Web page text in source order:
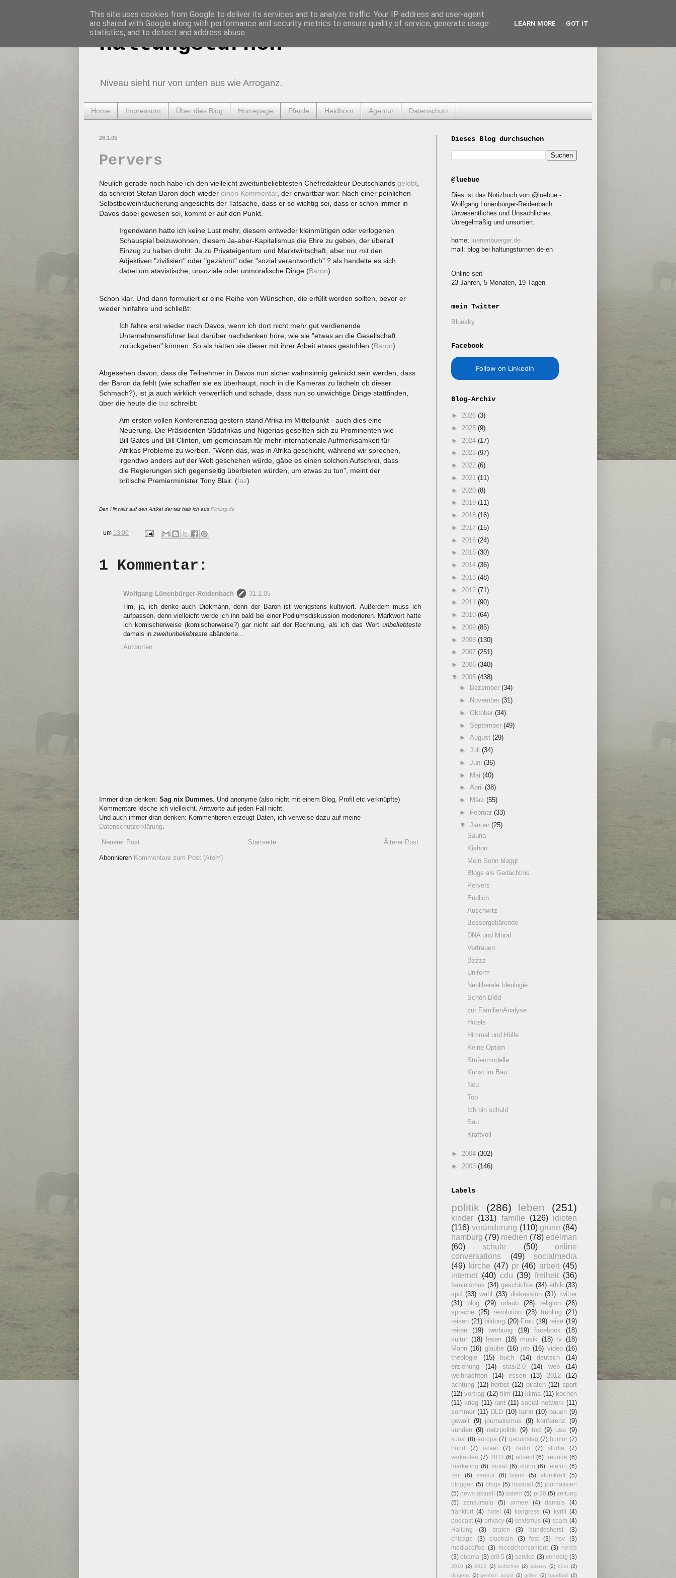
Haltungsturnen
Niveau sieht nur von unten aus wie Arroganz.
Home Impressum Über dies Blog Homepage Pferde Heidhörn Agentur Datenschutz
28.1.05
Pervers
Neulich gerade noch habe ich den vielleicht zweitunbeliebtesten Chefredakteur Deutschlands gelobt
da schreibt Stefan Baron doch wieder einen Kommentar, der erwartbar war: Nach einer peinlichen
Selbstbeweihräucherung angesichts der Tatsache, dass er so wichtig sei, dass er schon immer in
Davos dabei gewesen sei, kommt er auf den Punkt.
Irgendwann hatte ich keine Lust mehr, diesem entweder kleinmütigen oder verlogenen
Schauspiel beizuwohnen, diesem Ja-aber-Kapitalismus die Ehre zu geben, der überall
Einzug zu halten droht: Ja zu Privateigentum und Marktwirtschaft, aber nur mit den
Adjektiven "zivilisiert" oder "gezähmt" oder "sozial verantwortlich" ? als handelte es sich
dabei um atavistische, unsoziale oder unmoralische Dinge.(Baron)
Schon klar. Und dann formuliert er eine Reihe von Wünschen, die erfüllt werden sollten, bevor er
wieder hinfahre und schließt:
Ich fahre erst wieder nach Davos, wenn ich dort nicht mehr gut verdienende
Unternehmensführer laut darüber nachdenken höre, wie sie "etwas an die Gesellschaft
zurückgeben" können. So als hätten sie dieser mit ihrer Arbeit etwas gestohlen.(Baron)
Abgesehen davon, dass die Teilnehmer in Davos nun sicher wahnsinnig geknickt sein werden, dass
der Baron da fehlt (wie schaffen sie es überhaupt, noch in die Kameras zu lächeln ob dieser
Schmach?), ist ja auch wirklich verwerflich und schade, dass nun so unwichtige Dinge stattfinden,
über die heute die taz schreibt:
Am ersten vollen Konferenztag gestern stand Afrika im Mittelpunkt - auch dies eine
Neuerung. Die Präsidenten Südafrikas und Nigerias gesellten sich zu Prominenten wie
Bill Gates und Bill Clinton, um gemeinsam für mehr internationale Aufmerksamkeit für
Afrikas Probleme zu werben. "Wenn das, was in Afrika geschieht, während wir sprechen,
irgendwo anders auf der Welt geschehen würde, gäbe es einen solchen Aufschrei, dass
die Regierungen sich gegenseitig überbieten würden, um etwas zu tun", meint der
britische Premierminister Tony Blair. (taz)
Den Hinweis auf den Artikel der taz hab ich aus Picking.de
um 13:00
1 Kommentar:
Wolfgang Lünenbürger-Reidenbach
31.1.05
Hm, ja, ich denke auch Diekmann, denn der Baron ist wenigstens kultiviert. Außerdem muss ich
aufpassen, denn vielleicht werde ich ihn bald bei einer Podiumsdiskussion moderieren. Markwort hatte
ich komischerweise (komischerweise?) gar nicht auf der Rechnung, als ich das Wort unbeliebteste
damals in zweitunbeliebteste abänderte...
Antworten
Immer dran denken: Sag nix Dummes. Und anonyme (also nicht mit einem Blog, Profil etc verknüpfte)
Kommentare lösche ich vielleicht. Antworte auf jeden Fall nicht.
Und auch immer dran denken: Kommentieren erzeugt Daten, ich verweise dazu auf meine
Datenschutzerklärung.
Neuerer Post Älterer Post
Startseite
Abonnieren Kommentare zum Post (Atom)
Dieses Blog durchsuchen
@luebue
Dies ist das Notizbuch von @luebue -
Wolfgang Lünenbürger-Reidenbach.
Unwesentliches und Unsachliches.
Unregelmäßig und unsortiert.
home: luenenbuerger.de
mail: blog bei haltungsturnen de-eh
Online seit
23 Jahren, 5 Monaten, 19 Tagen
mein Twitter
Bluesky
Facebook
Follow on LinkedIn
Blog-Archiv
► 2026 (3)
► 2025 (9)
► 2024 (17)
► 2023 (97)
► 2022 (6)
► 2021 (11)
► 2020 (8)
► 2019 (11)
► 2018 (16)
► 2017 (15)
► 2016 (24)
► 2015 (30)
► 2014 (36)
► 2013 (48)
► 2012 (71)
► 2011 (90)
► 2010 (64)
► 2009 (85)
► 2008 (130)
► 2007 (251)
► 2006 (340)
▼ 2005 (438)
►
Dezember (34)
►
November (31)
► Oktober (34)
► September (49)
► August (29)
► Juli (34)
► Juni (36)
► Mai (40)
► April (38)
►
März (55)
►
Februar (33)
▼ Januar (25)
Sauna
Kishon
Mein Sohn bloggt
Blogs als Gedächtnis
Pervers
Endlich
Auschwitz
Bessergebärende
DNA und Moral
Vertrauen
Bzzzz
Uniform
Neoliberale Ideologie
Schön Blöd
zur FamilienAnalyse
Hotels
Himmel und Hölle
Keine Option
Stufenmodelle
Kunst im Bau
Neu
Top
Ich bin schuld
Sau
Kraftvoll
► 2004 (302)
► 2003 (146)
Labels
politik (286) leben (251)
kinder (131) familie (126)
idioten
(116) veränderung (110) grüne (84)
hamburg (79) medien (78) edelman
(60)
schule (50)
online
conversations
(49)
socialmedia
(49) kirche (47) pr (46) arbeit (45)
internet (40) cdu (39) freiheit (36)
feminismus (34) geschichte (34) ethik (33)
spd (33) wahl (33) diskussion (31) twitter
(31)
blog (29) urlaub (28) religion
(26)
sprache (25) revolution (23) frühling (21)
reisen (21) bildung (20) Frau (19) reise (19)
reiten
(19) werbung (19) facebook
(18)
kultur (18) lesen (18) musik (18) tv
(18)
Mann (16) glaube (16) job (16) video (16)
theologie
(15) buch (14) deutsch
(14)
erziehung
(14) stasi2.0 (14) web
(14)
weihnachten
(14) essen (13) 2012
(12)
achtung (12) herbst (12) piraten (12) sport
(12) vortrag (12) film (11) klima (11) kochen
(11) krieg (11) rant (11) social network (11)
sommer (11) DLD (10) bahn (10) bauen (9)
gewalt (9) journalismus (9) konferenz
(9)
kunden (9) netzpolitik (9) tod (9) usa (9)
kunst (8) europa (7) geburtstag (7) humor (7)
hund
(7) israel (7) radio (7) studie
(7)
verkaufen (7) 2011 (6) advent (6) freunde (6)
marketing (6) moral (6) sturm (6) telefon (6)
zeit
(6) zensur (6) Islam (5) atomkraft
(5)
bloggen (5) blogs (5) fussball (5) journalisten
(5) news aktuell (5) ostern (5) pr20 (5) zeitung
(5)
zensursula (5) armee (4) damals
(4)
frankfurt (4) hotel (4) kongress (4) kyrill (4)
podcast (4) privacy (4) sexismus (4) spam (4)
Haltung
(3) braten (3) bundeshorst
(3)
chicago
(3) cluetrain (3) fest (3) hsv
(3)
mediacoffee (3) meedchencontent (3) nerds
(3) obama (3) pr0.5 (3) service (3) venedig (3)
2010 (2) 2013 (2) aufschrei (2) austen (2) büro (2)
dingens (2) german angst (2) grillen (2) handball (2)
This site uses cookies from Google to deliver its services and to analyze traffic. Your IP address and user-agent
are shared with Google along with performance and security metrics to ensure quality of service, generate usage
statistics, and to detect and address abuse.
LEARN MORE GOT IT